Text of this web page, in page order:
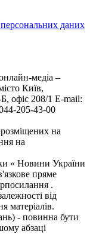
персональних даних
медіа –
Київ,
208/1 E-mail:
205-43-00
на
на
« Новини України
пряме
.
від
матеріалів.
- повинна бути
абзаці